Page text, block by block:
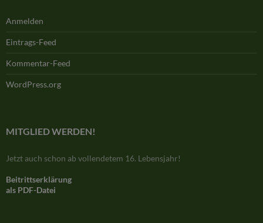
Anmelden
Eintrags-Feed
Kommentar-Feed
WordPress.org
MITGLIED WERDEN!
Jetzt auch schon ab vollendetem 16. Lebensjahr!
Beitrittserklärung
als PDF-Datei